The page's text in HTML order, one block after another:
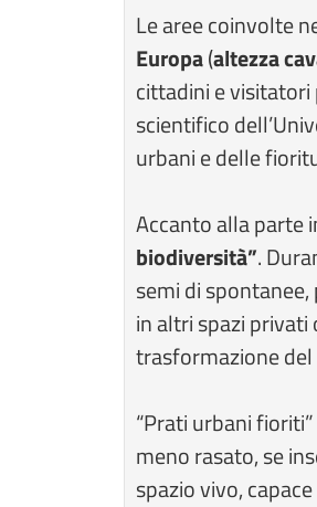
Le aree coinvolte
Europa(altezza
cittadini e
scientifico
urbani e delle
Accanto alla parte
biodiversità”.
semi di
in altri spazi privati
trasformazione
“Prati urbani
meno rasato, se
spazio vivo,